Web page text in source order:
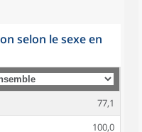
selon le sexe en
77,1
100,0